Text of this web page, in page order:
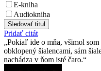
E-kniha
Audiokniha
Sledovať titul
Pridať citát
Pokiaľ ide o mňa, všimol
obklopený šialencami, sám
nachádza v ňom isté čaro.